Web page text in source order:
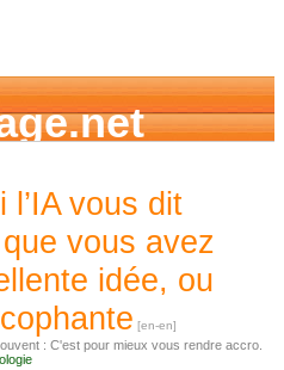
l’IA vous dit
vous avez
idée, ou
: C'est pour mieux vous rendre accro.